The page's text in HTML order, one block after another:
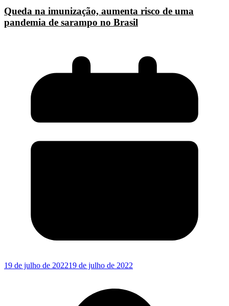
Queda na imunização, aumenta risco de uma
pandemia de sarampo no Brasil
19 de julho de 202219 de julho de 2022